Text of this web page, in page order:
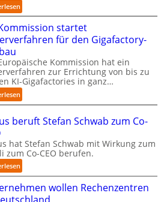
:
„
E
s
k
m
m
t
a
u
f
d
e
I
m
p
l
e
startet
für den Gigafactory-
Kommission hat ein
zur Errichtung von bis zu
KI-Gigafactories in ganz…
:
E
-
o
m
m
i
s
beruft Stefan Schwab zum Co-
hat Stefan Schwab mit Wirkung zum
zum Co-CEO berufen.
:
C
y
b
wollen Rechenzentren